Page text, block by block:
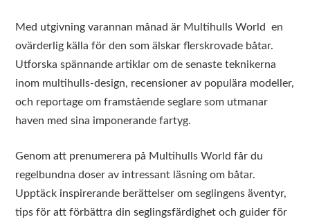
Med utgivning varannan månad är Multihulls World en
ovärderlig källa för den som älskar flerskrovade båtar.
Utforska spännande artiklar om de senaste teknikerna
inom multihulls-design, recensioner av populära modeller,
och reportage om framstående seglare som utmanar
haven med sina imponerande fartyg.
Genom att prenumerera på Multihulls World får du
regelbundna doser av intressant läsning om båtar.
Upptäck inspirerande berättelser om seglingens äventyr,
tips för att förbättra din seglingsfärdighet och guider för